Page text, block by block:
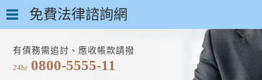
免費法律諮詢網
有債務需追討、應收帳款請撥
24hr 0800-5555-11